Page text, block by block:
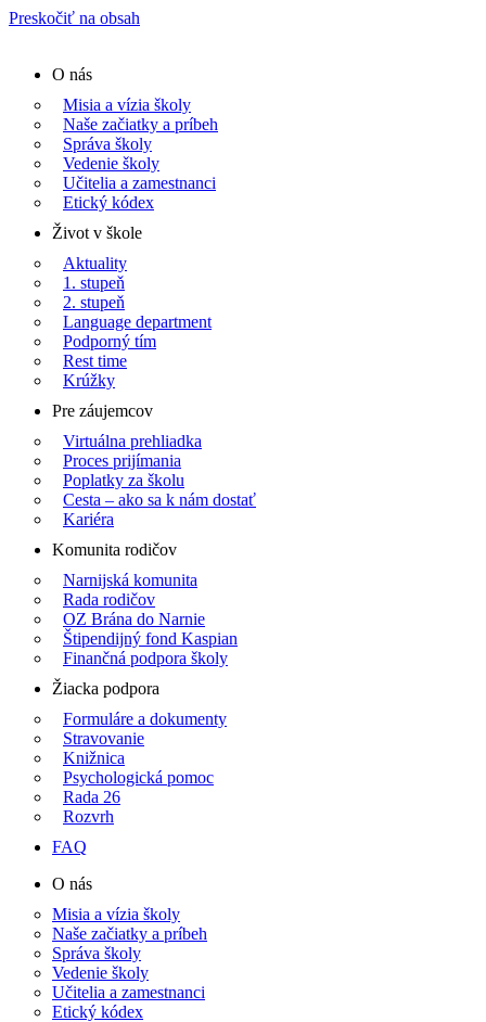
Preskočiť na obsah
O nás
Misia a vízia školy
Naše začiatky a príbeh
Správa školy
Vedenie školy
Učitelia a zamestnanci
Etický kódex
Život v škole
Aktuality
1. stupeň
2. stupeň
Language department
Podporný tím
Rest time
Krúžky
Pre záujemcov
Virtuálna prehliadka
Proces prijímania
Poplatky za školu
Cesta – ako sa k nám dostať
Kariéra
Komunita rodičov
Narnijská komunita
Rada rodičov
OZ Brána do Narnie
Štipendijný fond Kaspian
Finančná podpora školy
Žiacka podpora
Formuláre a dokumenty
Stravovanie
Knižnica
Psychologická pomoc
Rada 26
Rozvrh
FAQ
O nás
Misia a vízia školy
Naše začiatky a príbeh
Správa školy
Vedenie školy
Učitelia a zamestnanci
Etický kódex